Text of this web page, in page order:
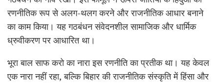
रणनीतिक रूप से अलग-थलग करने और राजनीतिक आधार बनाने
का काम किया। यह गठबंधन संवेदनशील सामाजिक और धार्मिक
ध्रुवीकरण पर आधारित था।
भूरा बाल साफ करो का नारा इस रणनीति का प्रतीक था। यह केवल
एक नारा नहीं रहा, बल्कि बिहार की राजनीतिक संस्कृति में हिंसा और